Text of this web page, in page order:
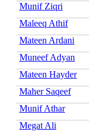
Munif Ziqri
Maleeq Athif
Mateen Ardani
Muneef Adyan
Mateen Hayder
Maher Saqeef
Munif Athar
Megat Ali